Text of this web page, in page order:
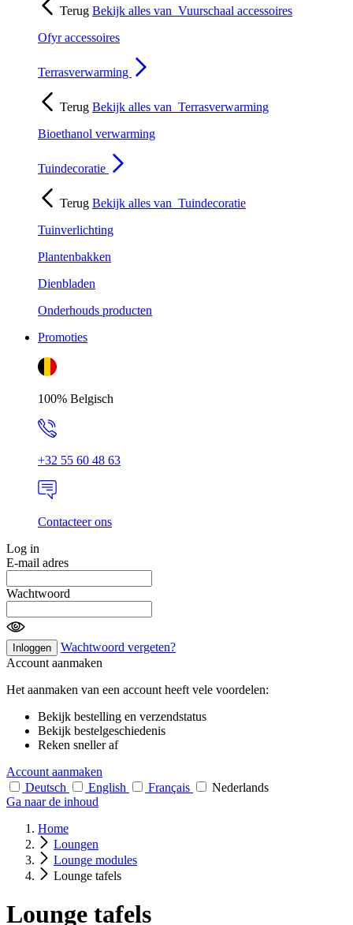
Terug Bekijk alles van Vuurschaal accessoires
Ofyr accessoires
Terrasverwarming
Terug Bekijk alles van Terrasverwarming
Bioethanol verwarming
Tuindecoratie
Terug Bekijk alles van Tuindecoratie
Tuinverlichting
Plantenbakken
Dienbladen
Onderhouds producten
Promoties
100% Belgisch
+32 55 60 48 63
Contacteer ons
Log in
E-mail adres
Wachtwoord
Inloggen
Wachtwoord vergeten?
Account aanmaken
Het aanmaken van een account heeft vele voordelen:
Bekijk bestelling en verzendstatus
Bekijk bestelgeschiedenis
Reken sneller af
Account aanmaken
Deutsch
English Français
Nederlands
Ga naar de inhoud
Home
Loungen
Lounge modules
Lounge tafels
Lounge tafels